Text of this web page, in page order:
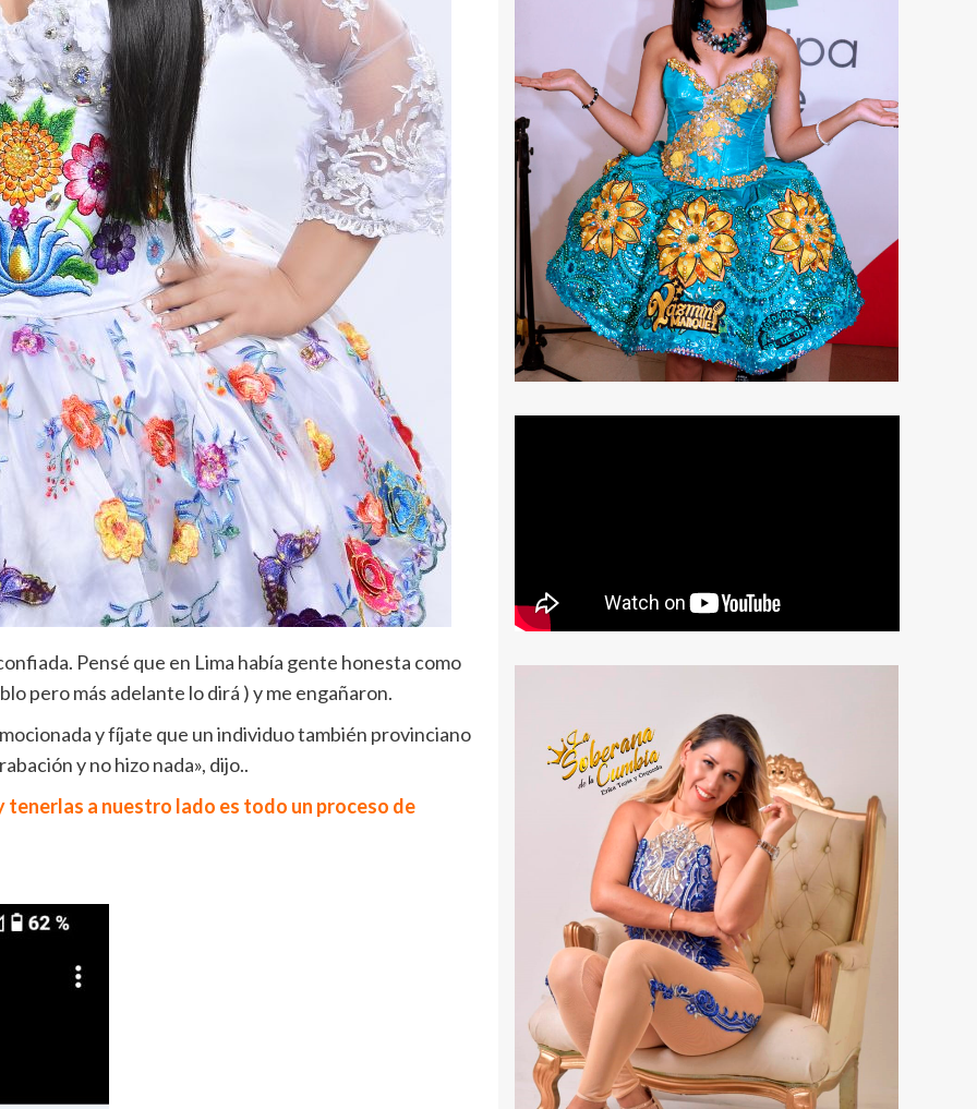
Pensé que en Lima había gente honesta como
pero más adelante lo dirá ) y me engañaron.
y fíjate que un individuo también provinciano
y no hizo nada», dijo..
a nuestro lado es todo un proceso de